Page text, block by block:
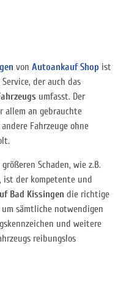
von Autoankauf Shop ist
der auch das
umfasst. Der
allem an gebrauchte
Fahrzeuge ohne
Schaden, wie z.B.
ist der kompetente und
Bad Kissingen die richtige
um sämtliche notwendigen
und weitere
reibungslos